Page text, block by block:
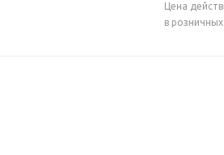
Цена
в